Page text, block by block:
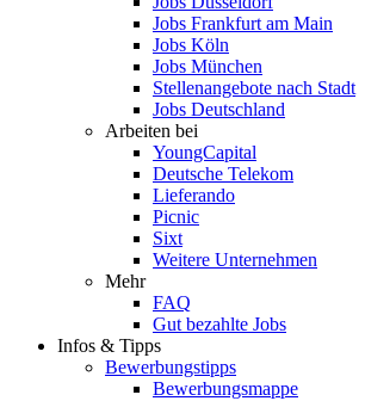
Jobs Frankfurt am Main
Jobs Köln
Jobs München
Stellenangebote nach Stadt
Jobs Deutschland
Arbeiten bei
YoungCapital
Deutsche Telekom
Lieferando
Picnic
Sixt
Weitere Unternehmen
Mehr
FAQ
Gut bezahlte Jobs
Infos & Tipps
Bewerbungstipps
Bewerbungsmappe